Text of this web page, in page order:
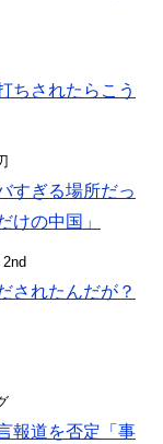
ちされたらこう
すぎる場所だっ
けの中国」
されたんだが？
報道を否定「事